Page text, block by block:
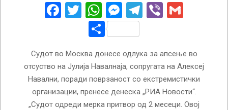
Facebook
TwitterWhatsApp
Messenger
Telegram
Viber
Share
Судот во Москва донесе одлука за апсење во
отсуство на Јулија Навалнаја, сопругата на Алексеј
Навални, поради поврзаност со екстремистички
организации, пренесе денеска „РИА Новости“.
„Судот одреди мерка притвор од 2 месеци. Овој